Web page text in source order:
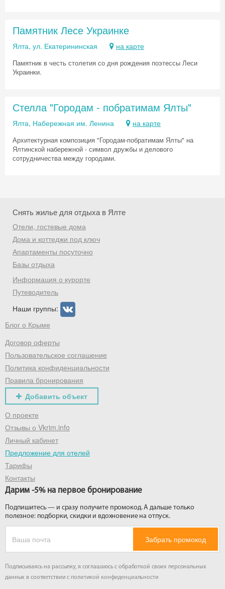
Памятник Лесе Украинке
Ялта, ул. Екатерининская на карте
Памятник в честь столетия со дня рождения поэтессы Леси
Украинки.
Стелла "Городам - побратимам Ялты"
Ялта, Набережная им. Ленина на карте
Архитектурная композиция "Городам-побратимам Ялты" на
Ялтинской набережной - символ дружбы и делового
сотрудничества между городами.
Снять жилье для отдыха в Ялте
Отели, гостевые дома
Дома и коттеджи под ключ
Апартаменты посуточно
Базы отдыха
Информация о курорте
Путеводитель
Наши группы:
Блог о Крыме
Договор оферты
Пользовательское соглашение
Политика конфиденциальности
Правила бронирования
Добавить объект
О проекте
Отзывы о Vkrim.info
Личный кабинет
Предложение для отелей
Тарифы
Контакты
Дарим -5% на первое бронирование
Подпишитесь — и сразу получите промокод. А дальше только
полезное: подборки, скидки и вдохновение на отпуск.
Забрать промокод
Подписываясь на рассылку, я соглашаюсь с обработкой своих персональных
данных в соответствии с политикой конфиденциальности
Получить промокод